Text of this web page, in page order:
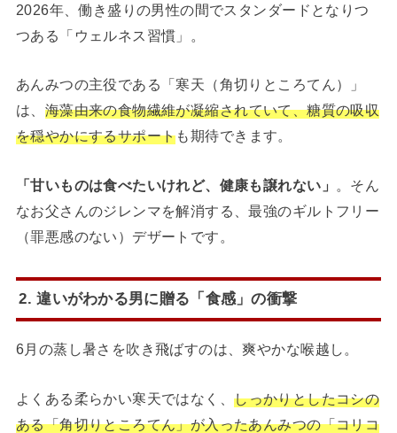
2026年、働き盛りの男性の間でスタンダードとなりつ
つある「ウェルネス習慣」。
あんみつの主役である「寒天（角切りところてん）」
は、 海藻由来の食物繊維が凝縮されていて、糖質の吸収
を穏やかにするサポートも期待できます。
「甘いものは食べたいけれど、健康も譲れない」
。そん
なお父さんのジレンマを解消する、最強のギルトフリー
（罪悪感のない）デザートです。
2. 違いがわかる男に贈る「食感」の衝撃
6月の蒸し暑さを吹き飛ばすのは、爽やかな喉越し。
よくある柔らかい寒天ではなく、しっかりとしたコシの
ある「角切りところてん」が入ったあんみつの「コリコ